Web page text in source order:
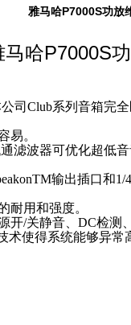
雅马哈P7000S功放
马哈P7000S
司Club系列音箱完
易。
滤波器可优化超低
输出插口和
耐用和强度。
开/关静音、DC检测
术使得系统能够异